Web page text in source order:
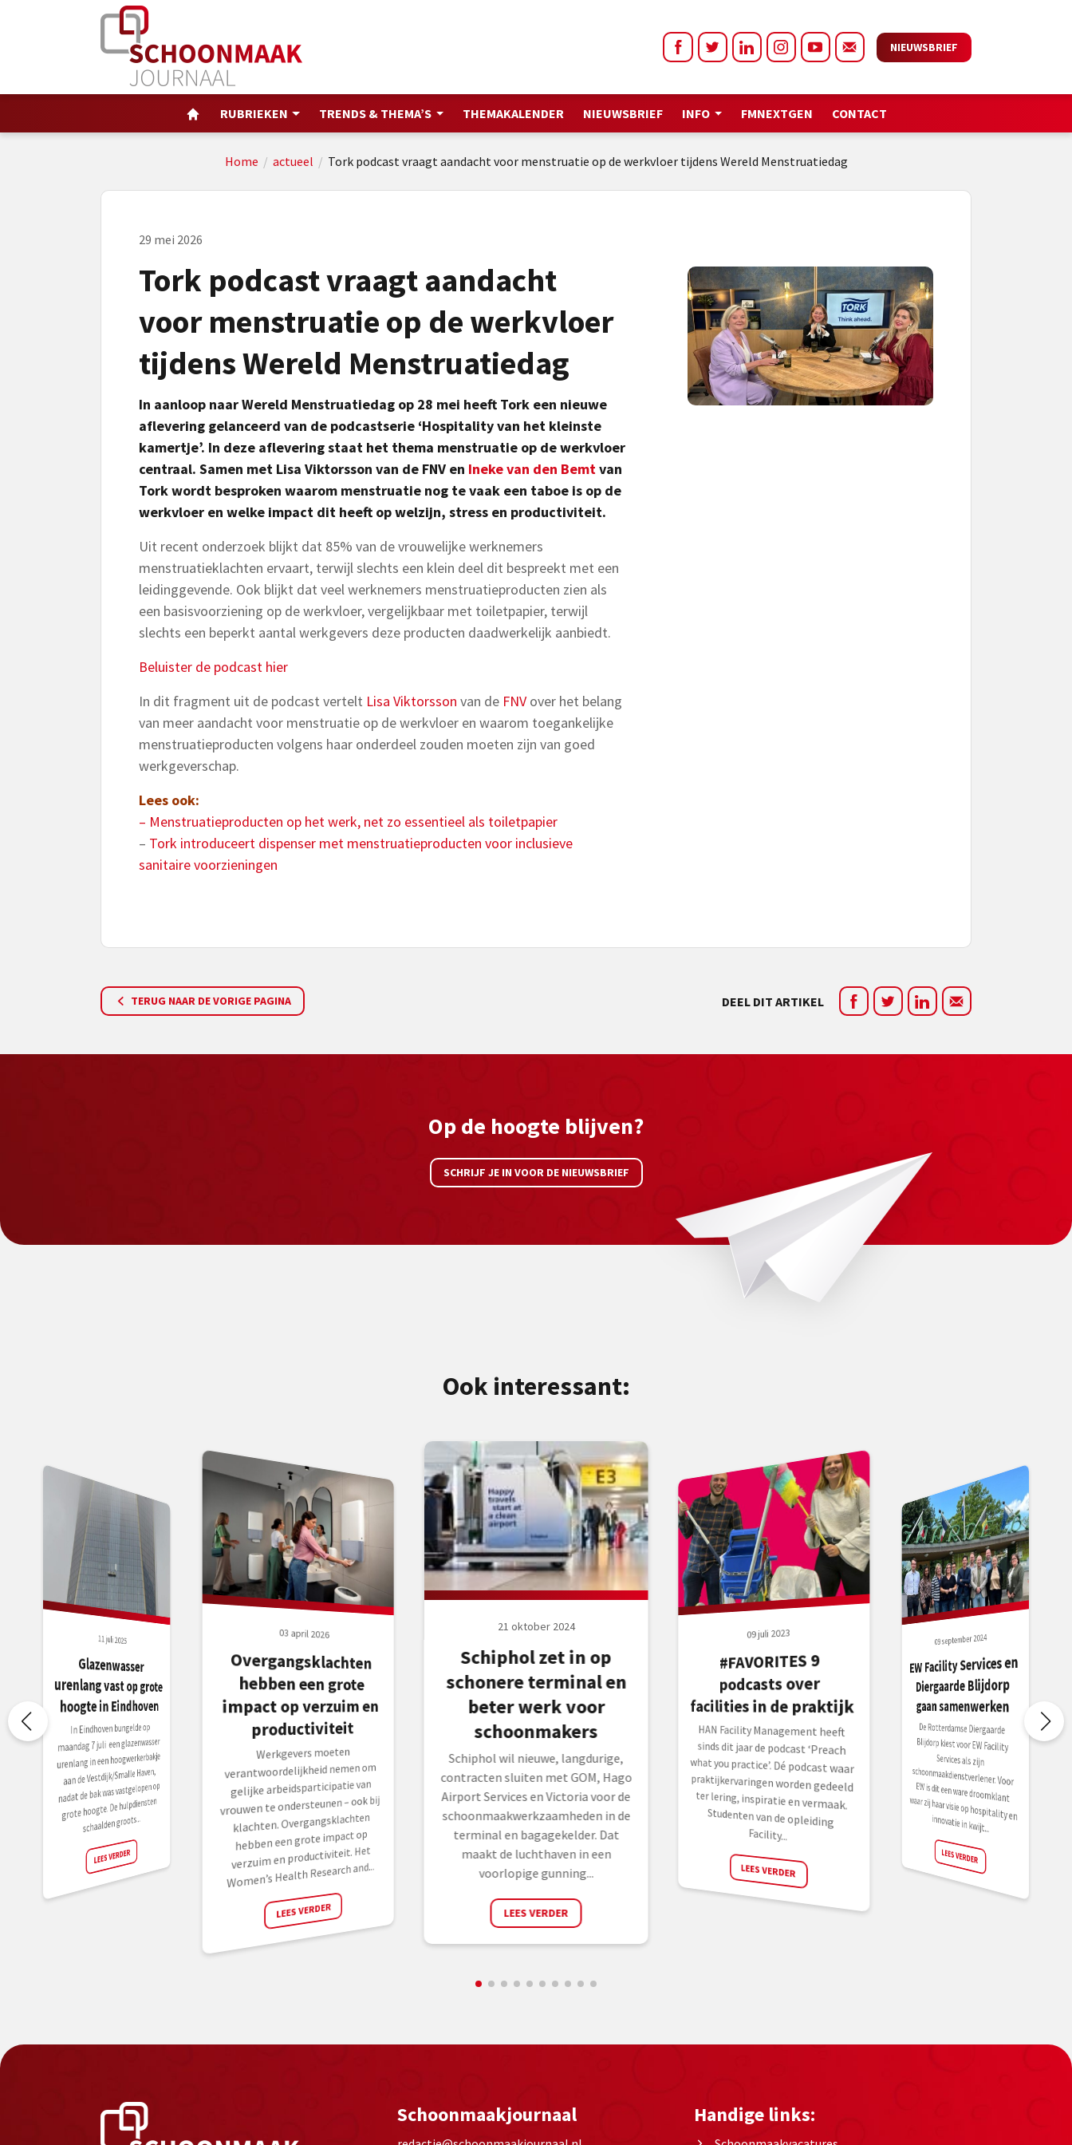
NIEUWSBRIEF
RUBRIEKEN TRENDS & THEMA’S THEMAKALENDER NIEUWSBRIEF INFO FMNEXTGEN CONTACT
Home / actueel / Tork podcast vraagt aandacht voor menstruatie op de werkvloer tijdens Wereld Menstruatiedag
29 mei 2026
Tork podcast vraagt aandacht
voor menstruatie op de werkvloer
tijdens Wereld Menstruatiedag
In aanloop naar Wereld Menstruatiedag op 28 mei heeft Tork een nieuwe
aflevering gelanceerd van de podcastserie ‘Hospitality van het kleinste
kamertje’. In deze aflevering staat het thema menstruatie op de werkvloer
centraal. Samen met Lisa Viktorsson van de FNV en Ineke van den Bemtvan
Tork wordt besproken waarom menstruatie nog te vaak een taboe is op de
werkvloer en welke impact dit heeft op welzijn, stress en productiviteit.
Uit recent onderzoek blijkt dat 85% van de vrouwelijke werknemers
menstruatieklachten ervaart, terwijl slechts een klein deel dit bespreekt met een
leidinggevende. Ook blijkt dat veel werknemers menstruatieproducten zien als
een basisvoorziening op de werkvloer, vergelijkbaar met toiletpapier, terwijl
slechts een beperkt aantal werkgevers deze producten daadwerkelijk aanbiedt.
Beluister de podcast hier
In dit fragment uit de podcast vertelt Lisa Viktorsson van de FNVover het belang
van meer aandacht voor menstruatie op de werkvloer en waarom toegankelijke
menstruatieproducten volgens haar onderdeel zouden moeten zijn van goed
werkgeverschap.
Lees ook:
– Menstruatieproducten op het werk, net zo essentieel als toiletpapier
– Tork introduceert dispenser met menstruatieproducten voor inclusieve
sanitaire voorzieningen
TERUG NAAR DE VORIGE PAGINA DEEL DIT ARTIKEL
Op de hoogte blijven?
SCHRIJF JE IN VOOR DE NIEUWSBRIEF
Ook interessant:
11 juli 2025
Glazenwasser
urenlang vast op grote
hoogte in Eindhoven
In Eindhoven bungelde op
maandag 7 juli een glazenwasser
urenlang in een hoogwerkerbakje
aan de Vestdijk/Smalle Haven,
nadat de bak was vastgelopen op
grote hoogte. De hulpdiensten
schaalden groots...
LEES VERDER
03 april 2026
Overgangsklachten
hebben een grote
impact op verzuim en
productiviteit
Werkgevers moeten
verantwoordelijkheid nemen om
gelijke arbeidsparticipatie van
vrouwen te ondersteunen – ook bij
klachten. Overgangsklachten
hebben een grote impact op
verzuim en productiviteit. Het
Women’s Health Research and...
LEES VERDER
21 oktober 2024
Schiphol zet in op
schonere terminal en
beter werk voor
schoonmakers
Schiphol wil nieuwe, langdurige,
contracten sluiten met GOM, Hago
Airport Services en Victoria voor de
schoonmaakwerkzaamheden in de
terminal en bagagekelder. Dat
maakt de luchthaven in een
voorlopige gunning...
LEES VERDER
09 juli 2023
#FAVORITES 9
podcasts over
facilities in de praktijk
HAN Facility Management heeft
sinds dit jaar de podcast ‘Preach
what you practice’. Dé podcast waar
praktijkervaringen worden gedeeld
ter lering, inspiratie en vermaak.
Studenten van de opleiding
Facility...
LEES VERDER
09 september 2024
EW Facility Services en
Diergaarde Blijdorp
gaan samenwerken
De Rotterdamse Diergaarde
Blijdorp kiest voor EW Facility
Services als zijn
schoonmaakdienstverlener. Voor
EW is dit een ware droomklant
waar zij haar visie op hospitality en
innovatie in kwijt...
LEES VERDER
Schoonmaakjournaal Handige links: